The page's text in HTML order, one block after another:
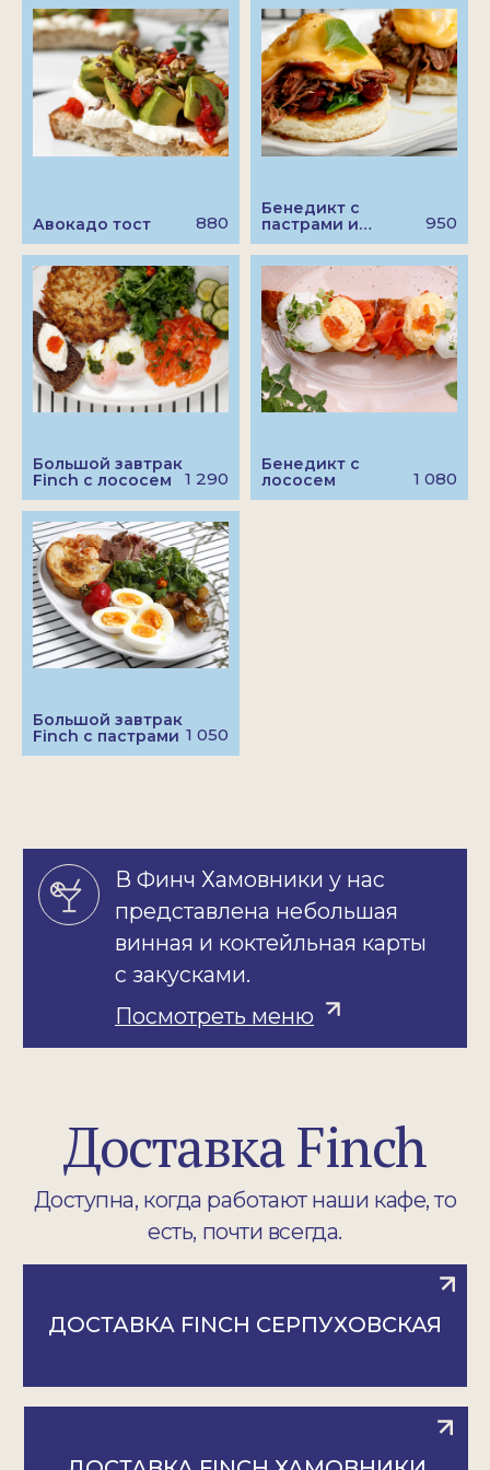
Авокадо тост 880
Бенедикт с
пастрами и
вишней
950
Большой завтрак
Finch с лососем
1 290
Бенедикт с
лососем
1 080
Большой завтрак
Finch с пастрами 1 050
ДОСТАВКА FINCH ГАЗЕТНЫЙ
ДОСТАВКА FINCH ТРУБНАЯ
ЗАРЕГИСТРИРОВАТЬСЯ
Карта Finch